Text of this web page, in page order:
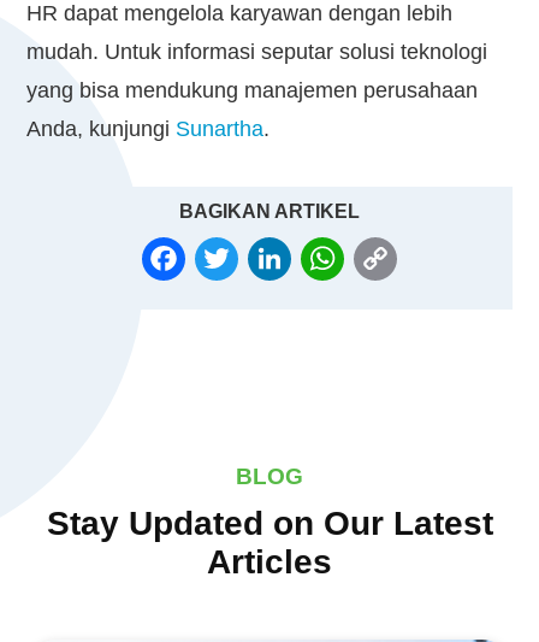
HR dapat mengelola karyawan dengan lebih
mudah. Untuk informasi seputar solusi teknologi
yang bisa mendukung manajemen perusahaan
Anda, kunjungi Sunartha.
BAGIKAN ARTIKEL
FACEBOOK
TWITTERLINKEDINWHATSAPP
BLOG
Stay Updated on Our Latest
Articles